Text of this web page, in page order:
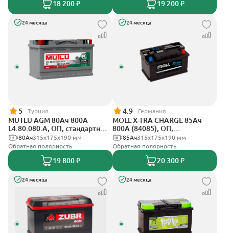
18 200 ₽ 19 200 ₽
24 месяца
5 Турция
MUTLU AGM 80Ач 800A
L4.80.080.A, ОП, стандартные
клеммы315x175x190 мм
80Ач
Обратная полярность
19 800 ₽
24 месяца
4.9 Германия
MOLL X-TRA CHARGE 85Ач
800А (84085), ОП,
стандартные клеммы
315x175x190 мм
85Ач
Обратная полярность
20 300 ₽
24 месяца 24 месяца